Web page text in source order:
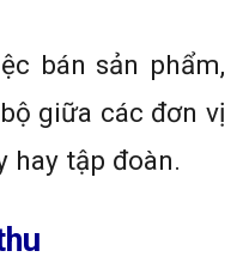
bán sản phẩm,
giữa các đơn vị
tập đoàn.